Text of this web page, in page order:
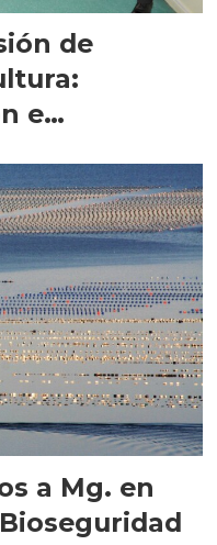
de
e
a Mg. en